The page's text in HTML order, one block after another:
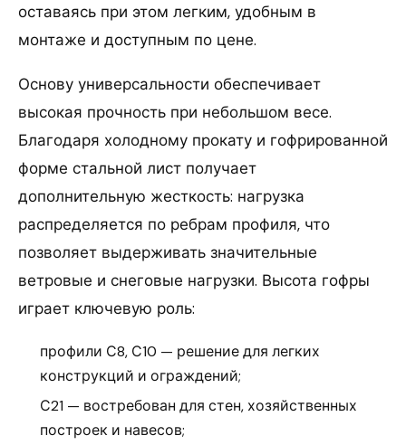
оставаясь при этом легким, удобным в
монтаже и доступным по цене.
Основу универсальности обеспечивает
высокая прочность при небольшом весе.
Благодаря холодному прокату и гофрированной
форме стальной лист получает
дополнительную жесткость: нагрузка
распределяется по ребрам профиля, что
позволяет выдерживать значительные
ветровые и снеговые нагрузки. Высота гофры
играет ключевую роль:
профили С8, С10 — решение для легких
конструкций и ограждений;
С21 — востребован для стен, хозяйственных
построек и навесов;